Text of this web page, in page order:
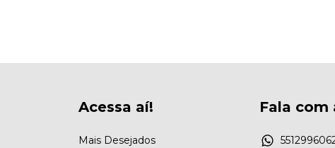
Acessa aí!
Mais Desejados
Fala com